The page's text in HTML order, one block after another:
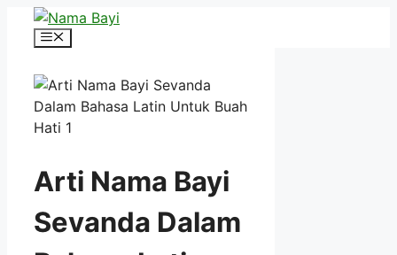
Langsung
Menu
Arti Nama Bayi
Sevanda Dalam